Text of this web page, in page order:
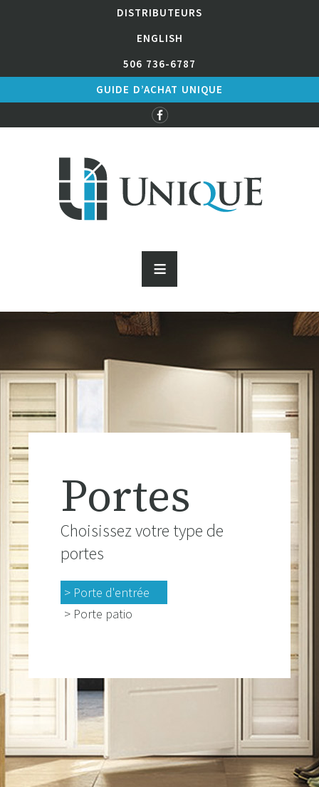
DISTRIBUTEURS
ENGLISH
506 736-6787
GUIDE D’ACHAT UNIQUE
≡
Portes
Choisissez votre type de
portes
> Porte d'entrée
> Porte patio